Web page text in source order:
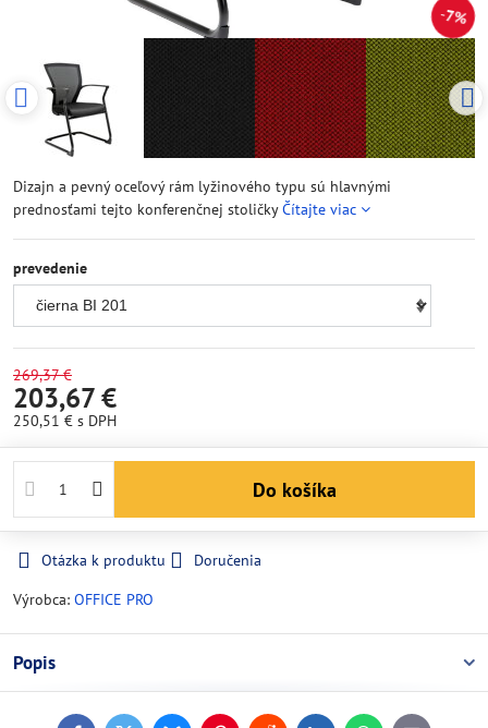
7%
Dizajn a pevný oceľový rám lyžinového typu sú hlavnými
prednosťami tejto konferenčnej stoličkyČítajte viac
prevedenie
269,37 €
203,67 €
250,51 € s DPH
Do košíka
Otázka k produktu
Doručenia
Výrobca: OFFICE PRO
Popis